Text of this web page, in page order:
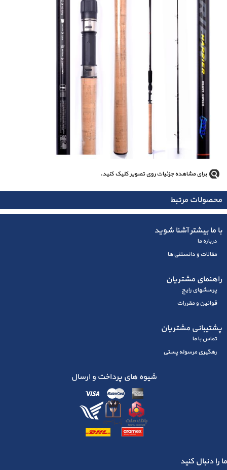
برای مشاهده جزئیات روی تصویر کلیک کنید.
محصولات مرتبط
با ما بیشتر آشنا شوید
درباره ما
مقالات و دانستنی ها
راهنمای مشتریان
پرسشهای رايج
قوانین و مقررات
پشتیبانی مشتریان
تماس با ما
رهگیری مرسوله پستی
شیوه های پرداخت و ارسال
ما را دنبال کنید